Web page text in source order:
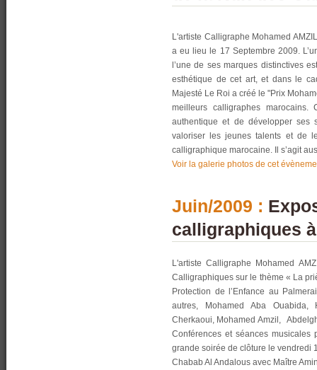
L'artiste Calligraphe Mohamed
a eu lieu le 17 Septembre 2009.
l’une de ses marques distinctives
esthétique de cet art, et dans le
Majesté Le Roi a créé le "Prix
meilleurs calligraphes
authentique et de développer
valoriser les jeunes talents et de
calligraphique marocaine. Il s’agit
Voir la galerie photos de cet
Juin/2009 :
calligraphiques
L'artiste Calligraphe Mohamed
Calligraphiques sur le thème « La
Protection de l’Enfance au
autres, Mohamed Aba Ouabida,
Cherkaoui, Mohamed Amzil,
Conférences et séances musicales
grande soirée de clôture le vendredi
Chabab Al Andalous avec Maître